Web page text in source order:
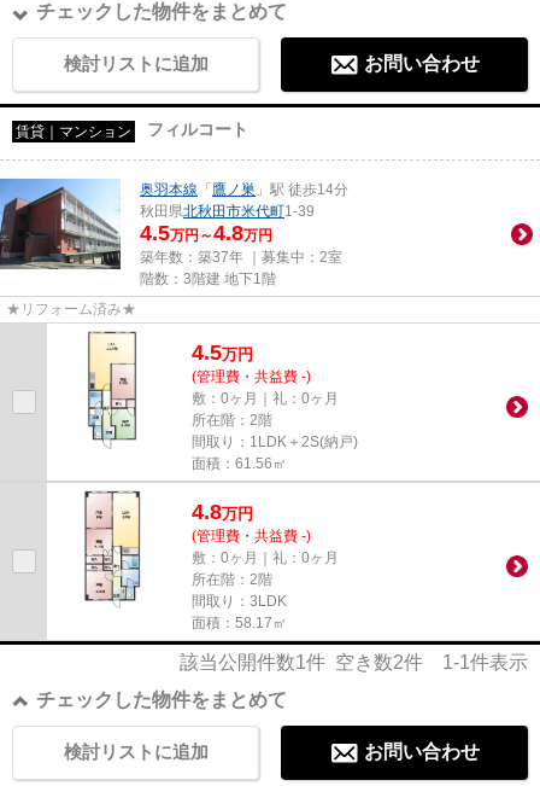
チェックした物件をまとめて
検討リストに追加 お問い合わせ
賃貸｜マンション フィルコート
奥羽本線 「 鷹ノ巣 」駅 徒歩14分
秋田県北秋田市米代町1-39
4.5万円～4.8万円
築年数：築37年 ｜募集中： 2室
階数：3階建 地下1階
★リフォーム済み★
4.5万円
(管理費・共益費 -)
敷：0ヶ月｜礼：0ヶ月
所在階：2階
間取り：1LDK＋2S(納戸)
面積：61.56㎡
4.8万円
(管理費・共益費 -)
敷：0ヶ月｜礼：0ヶ月
所在階：2階
間取り：3LDK
面積：58.17㎡
該当公開件数1件 空き数2件 1-1件表示
チェックした物件をまとめて
お問い合わせ
検討リストに追加